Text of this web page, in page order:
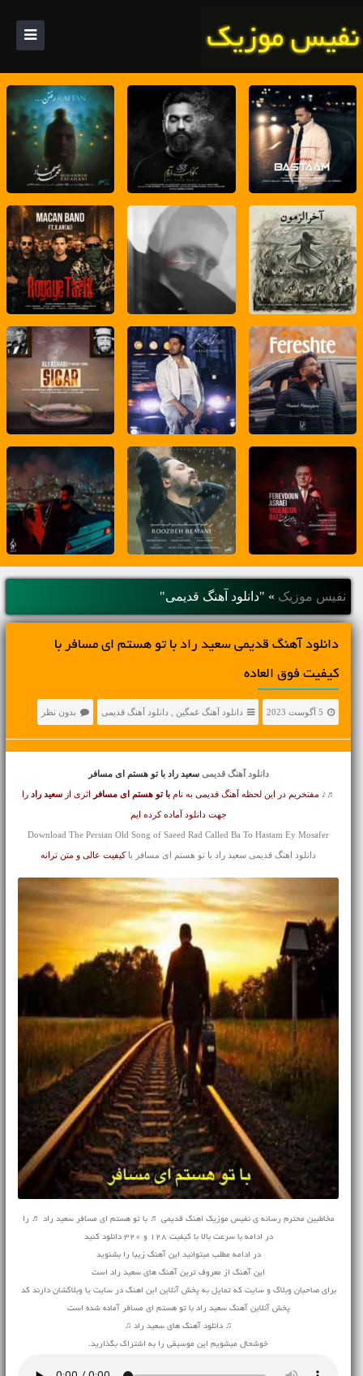
نفیس موزیک » "دانلود آهنگ قدیمی"
دانلود آهنگ قدیمی سعید راد با تو هستم ای مسافر با
کیفیت فوق العاده
5 آگوست 2023 دانلود آهنگ غمگین دانلود آهنگ قدیمی بدون نظر
دانلود آهنگ قدیمی سعید راد با تو هستم ای مسافر
♬♪ مفتخریم در این لحظه آهنگ قدیمی به نامبا تو هستم ای مسافر اثری ازسعید راد را
جهت دانلود آماده کرده ایم
Download The Persian Old Song of Saeed Rad Called Ba To Hastam Ey Mosafer
دانلود اهنگ قدیمی سعید راد با تو هستم ای مسافر باکیفیت عالی و متن ترانه
مخاطبین محترم رسانه ی نفیس موزیک اهنگ قدیمی ♬ با تو هستم ای مسافر سعید راد ♬ را
در ادامه با سرعت بالا با کیفیت 128 و 320 دانلود کنید
در ادامه مطلب میتوانید این آهنگ زیبا را بشنوید
این آهنگ از معروف ترین آهنگ های سعید راد است
برای صاحبان وبلاگ و سایت که تمایل به پخش آنلاین این اهنگ در سایت یا وبلاگشان دارند کد
پخش آنلاین آهنگ سعید راد با تو هستم ای مسافر آماده شده است
♫ دانلود آهنگ های سعید راد ♫
خوشحال میشویم این موسیقی را به اشتراک بگذارید.